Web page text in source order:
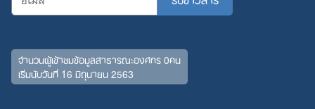
จำนวนผู้เข้าชมข้อมูลสาธารณะองค์กร 0คน
เริ่มนับวันที่ 16 มิถุนายน 2563